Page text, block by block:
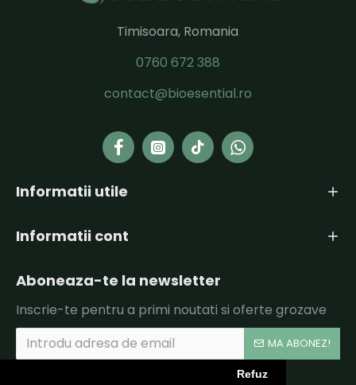
Refuz
Timisoara, Romania
0760 672 388
contact@bioesential.ro
Informatii utile
Informatii cont
Aboneaza-te la newsletter
Inscrie-te pentru a primi noutati si oferte grozave
MA ABONEZ!